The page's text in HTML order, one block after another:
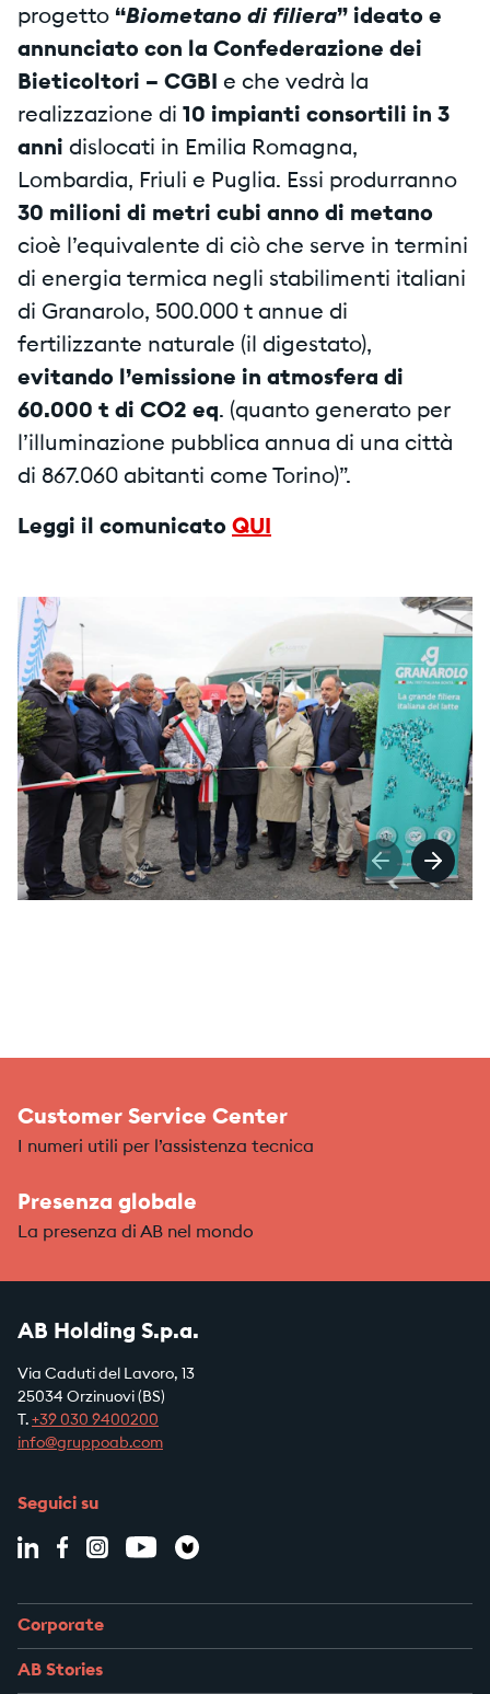
progetto “Biometano di filiera” ideato e
annunciato con la Confederazione dei
Bieticoltori – CGBI e che vedrà la
realizzazione di 10 impianti consortili in 3
anni dislocati in Emilia Romagna,
Lombardia, Friuli e Puglia. Essi produrranno
30 milioni di metri cubi anno di metano
cioè l’equivalente di ciò che serve in termini
di energia termica negli stabilimenti italiani
di Granarolo, 500.000 t annue di
fertilizzante naturale (il digestato),
evitando l’emissione in atmosfera di
60.000 t di CO2 eq. (quanto generato per
l’illuminazione pubblica annua di una città
di 867.060 abitanti come Torino)”.
Leggi il comunicato QUI
Customer Service Center
I numeri utili per l’assistenza tecnica
Presenza globale
La presenza di AB nel mondo
AB Holding S.p.a.
Via Caduti del Lavoro, 13
25034 Orzinuovi (BS)
T. +39 030 9400200
info@gruppoab.com
Seguici su
Corporate
AB Stories